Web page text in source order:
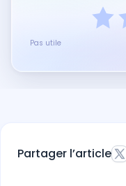
Partager l’article
Pas utile